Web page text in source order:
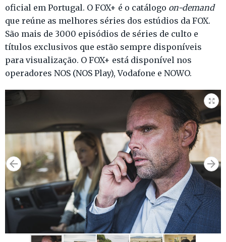
oficial em Portugal. O FOX+ é o catálogo on-demand
que reúne as melhores séries dos estúdios da FOX.
São mais de 3000 episódios de séries de culto e
títulos exclusivos que estão sempre disponíveis
para visualização. O FOX+ está disponível nos
operadores NOS (NOS Play), Vodafone e NOWO.